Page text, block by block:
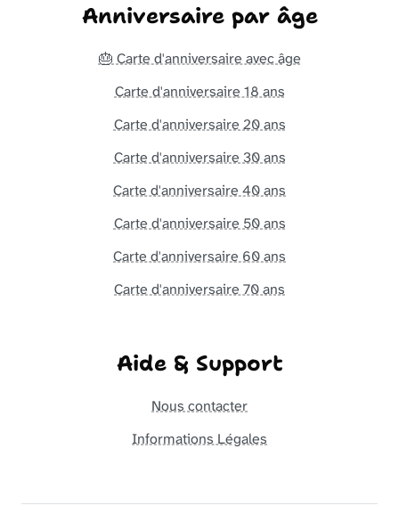
Anniversaire par âge
🎂 Carte d'anniversaire avec âge
Carte d'anniversaire 18 ans
Carte d'anniversaire 20 ans
Carte d'anniversaire 30 ans
Carte d'anniversaire 40 ans
Carte d'anniversaire 50 ans
Carte d'anniversaire 60 ans
Carte d'anniversaire 70 ans
Aide & Support
Nous contacter
Informations Légales